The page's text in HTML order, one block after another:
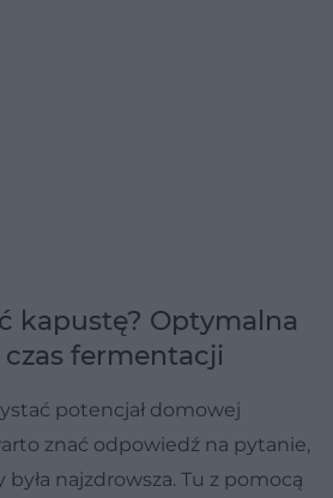
kapustę? Optymalna
fermentacji
potencjał domowej
znać odpowiedź na pytanie,
najzdrowsza. Tu z pomocą